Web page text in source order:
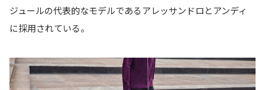
ジュールの代表的なモデルであるアレッサンドロとアンディ
に採用されている。